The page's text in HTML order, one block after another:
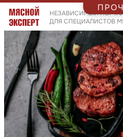
НЕЗАВИСИМЫЙ
ДЛЯ СПЕЦИАЛИСТОВ